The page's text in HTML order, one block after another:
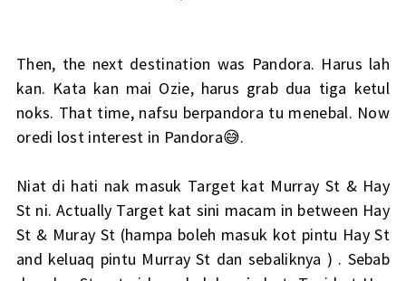
Then, the next destination was Pandora. Harus lah
kan. Kata kan mai Ozie, harus grab dua tiga ketul
noks. That time, nafsu berpandora tu menebal. Now
oredi lost interest in Pandora😅.
Niat di hati nak masuk Target kat Murray St & Hay
St ni. Actually Target kat sini macam in between Hay
St & Muray St (hampa boleh masuk kot pintu Hay St
and keluaq pintu Murray St dan sebaliknya ) . Sebab